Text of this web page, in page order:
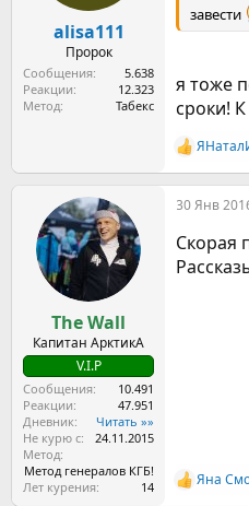
alisa111
Пророк
Сообщения
5.638
Реакции
12.323
Метод
Табекс
завести
я тоже
сроки!
Р
е
а
к
и
и
:
The Wall
Капитан АрктикА
V.I.P
Сообщения
10.491
Реакции
47.951
Дневник
Читать »»
Не курю с
24.11.2015
Метод
Метод генералов КГБ!
Лет курения
14
30 Янв
Скорая
Р
Яна